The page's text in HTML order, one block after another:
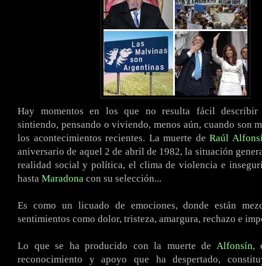
Hay momentos en los que no resulta fácil describir
sintiendo, pensando o viviendo, menos aún, cuando son
los acontecimientos recientes. La muerte de Raúl
aniversario de aquel 2 de abril de 1982, la situación
realidad social y política, el clima de violencia e
hasta Maradona con su selección...
Es como un licuado de emociones, donde están
sentimientos como dolor, tristeza, amargura, rechazo e
Lo que se ha producido con la muerte de Alfonsín,
reconocimiento y apoyo que ha despertado,